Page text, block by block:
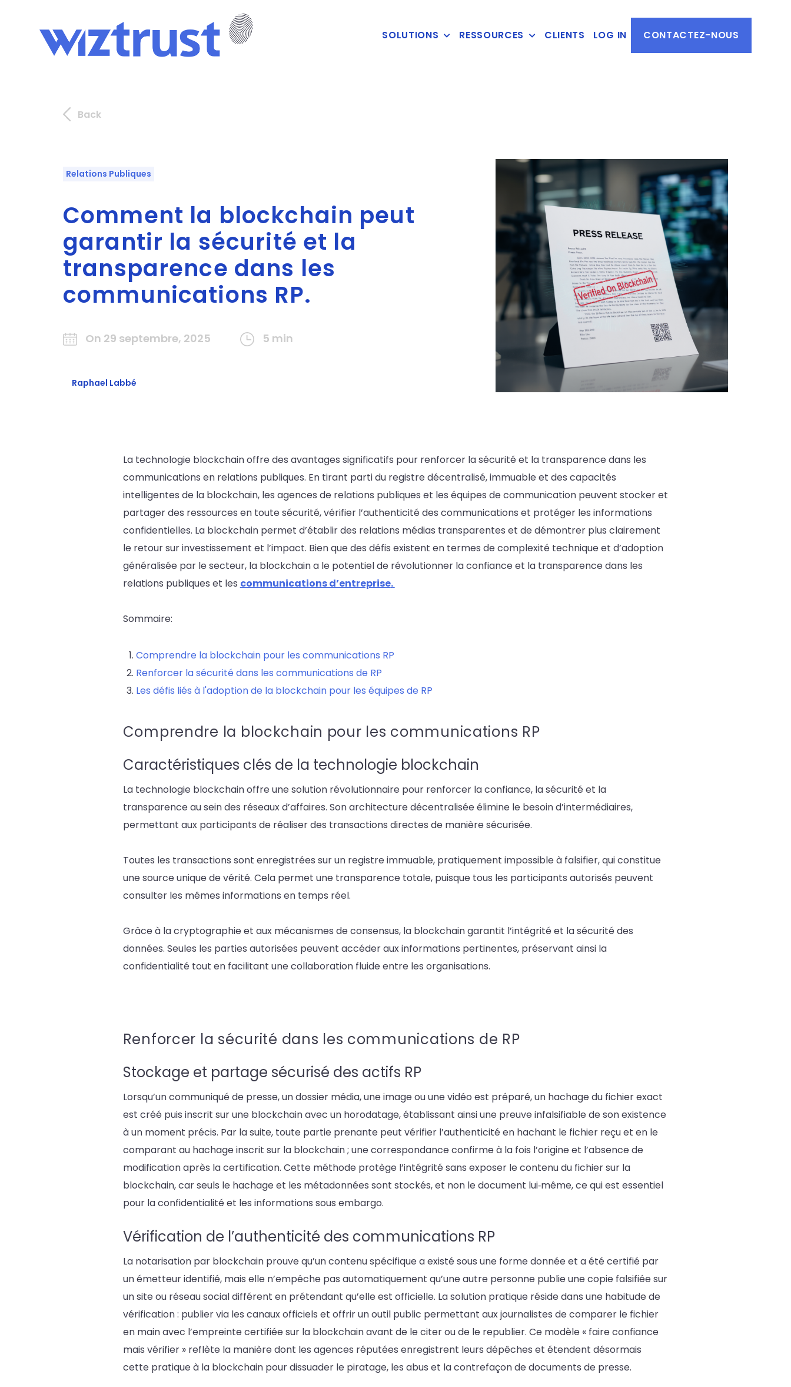
SOLUTIONS RESSOURCES CLIENTS LOG IN CONTACTEZ-NOUS
Back
Relations Publiques
Comment la blockchain peut
garantir la sécurité et la
transparence dans les
communications RP.
On 29 septembre, 2025 5 min
Raphael Labbé
La technologie blockchain offre des avantages significatifs pour renforcer la sécurité et la transparence dans les
communications en relations publiques. En tirant parti du registre décentralisé, immuable et des capacités
intelligentes de la blockchain, les agences de relations publiques et les équipes de communication peuvent stocker et
partager des ressources en toute sécurité, vérifier l’authenticité des communications et protéger les informations
confidentielles. La blockchain permet d’établir des relations médias transparentes et de démontrer plus clairement
le retour sur investissement et l’impact. Bien que des défis existent en termes de complexité technique et d’adoption
généralisée par le secteur, la blockchain a le potentiel de révolutionner la confiance et la transparence dans les
relations publiques et les communications d’entreprise.
Sommaire:
Comprendre la blockchain pour les communications RP
Renforcer la sécurité dans les communications de RP
Les défis liés à l'adoption de la blockchain pour les équipes de RP
Comprendre la blockchain pour les communications RP
Caractéristiques clés de la technologie blockchain
La technologie blockchain offre une solution révolutionnaire pour renforcer la confiance, la sécurité et la
transparence au sein des réseaux d’affaires. Son architecture décentralisée élimine le besoin d’intermédiaires,
permettant aux participants de réaliser des transactions directes de manière sécurisée.
Toutes les transactions sont enregistrées sur un registre immuable, pratiquement impossible à falsifier, qui constitue
une source unique de vérité. Cela permet une transparence totale, puisque tous les participants autorisés peuvent
consulter les mêmes informations en temps réel.
Grâce à la cryptographie et aux mécanismes de consensus, la blockchain garantit l’intégrité et la sécurité des
données. Seules les parties autorisées peuvent accéder aux informations pertinentes, préservant ainsi la
confidentialité tout en facilitant une collaboration fluide entre les organisations.
Renforcer la sécurité dans les communications de RP
Stockage et partage sécurisé des actifs RP
Lorsqu’un communiqué de presse, un dossier média, une image ou une vidéo est préparé, un hachage du fichier exact
est créé puis inscrit sur une blockchain avec un horodatage, établissant ainsi une preuve infalsifiable de son existence
à un moment précis. Par la suite, toute partie prenante peut vérifier l’authenticité en hachant le fichier reçu et en le
comparant au hachage inscrit sur la blockchain ; une correspondance confirme à la fois l’origine et l’absence de
modification après la certification. Cette méthode protège l’intégrité sans exposer le contenu du fichier sur la
blockchain, car seuls le hachage et les métadonnées sont stockés, et non le document lui‑même, ce qui est essentiel
pour la confidentialité et les informations sous embargo.
Vérification de l’authenticité des communications RP
La notarisation par blockchain prouve qu’un contenu spécifique a existé sous une forme donnée et a été certifié par
un émetteur identifié, mais elle n’empêche pas automatiquement qu’une autre personne publie une copie falsifiée sur
un site ou réseau social différent en prétendant qu’elle est officielle. La solution pratique réside dans une habitude de
vérification : publier via les canaux officiels et offrir un outil public permettant aux journalistes de comparer le fichier
en main avec l’empreinte certifiée sur la blockchain avant de le citer ou de le republier. Ce modèle « faire confiance
mais vérifier » reflète la manière dont les agences réputées enregistrent leurs dépêches et étendent désormais
cette pratique à la blockchain pour dissuader le piratage, les abus et la contrefaçon de documents de presse.